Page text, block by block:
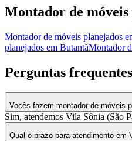
Montador de móveis
Montador de móveis planejados
planejados em ButantãMontador
Perguntas frequentes
Vocês fazem montador de móveis
Sim, atendemos Vila Sônia (São
Qual o prazo para atendimento em